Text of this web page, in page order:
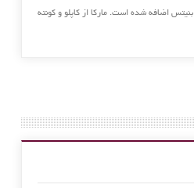
اضافه شده است. مارکا از کاپلو و کونته